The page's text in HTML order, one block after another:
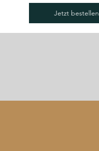
Jetzt bestellen